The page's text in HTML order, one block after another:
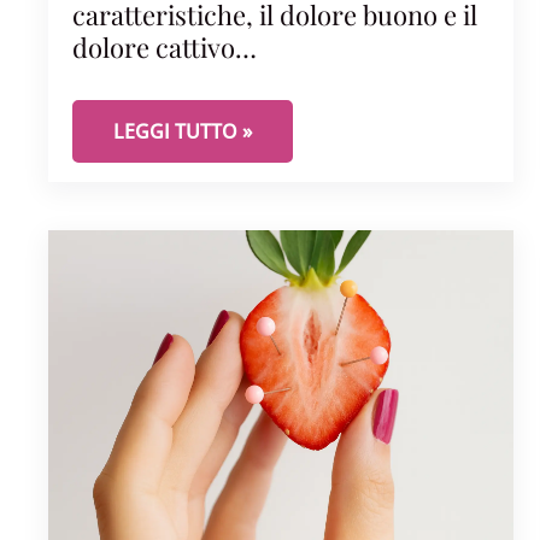
caratteristiche, il dolore buono e il
dolore cattivo…
CONOSCERE LA VULVODINIA, 2° VIDEO. IL
LEGGI TUTTO »